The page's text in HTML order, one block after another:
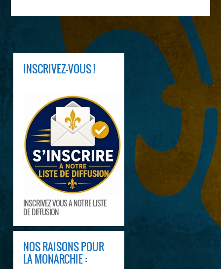
INSCRIVEZ-VOUS !
INSCRIVEZ VOUS A NOTRE LISTE
DE DIFFUSION
NOS RAISONS POUR
LA MONARCHIE :